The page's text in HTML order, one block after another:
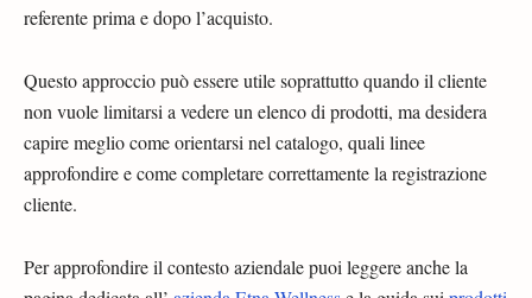
referente prima e dopo l’acquisto.
Questo approccio può essere utile soprattutto quando il cliente
non vuole limitarsi a vedere un elenco di prodotti, ma desidera
capire meglio come orientarsi nel catalogo, quali linee
approfondire e come completare correttamente la registrazione
cliente.
Per approfondire il contesto aziendale puoi leggere anche la